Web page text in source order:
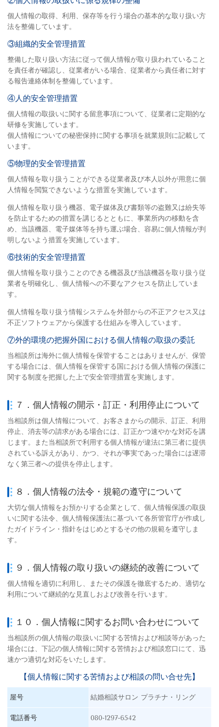
個人情報の取得、利用、保存等を行う場合の基本的な取り扱い方
法を整備しています。
③組織的安全管理措置
整備した取り扱い方法に従って個人情報が取り扱われていること
を責任者が確認し、従業者がいる場合、従業者から責任者に対す
る報告連絡体制を整備しています。
④人的安全管理措置
個人情報の取扱いに関する留意事項について、従業者に定期的な
研修を実施しています。
個人情報についての秘密保持に関する事項を就業規則に記載して
います。
⑤物理的安全管理措置
個人情報を取り扱うことができる従業者及び本人以外が用意に個
人情報を閲覧できないような措置を実施しています。
個人情報を取り扱う機器、電子媒体及び書類等の盗難又は紛失等
を防止するための措置を講じるとともに、事業所内の移動を含
め、当該機器、電子媒体等を持ち運ぶ場合、容易に個人情報が判
明しないよう措置を実施しています。
⑥技術的安全管理措置
個人情報を取り扱うことのできる機器及び当該機器を取り扱う従
業者を明確化し、個人情報への不要なアクセスを防止していま
す。
個人情報を取り扱う情報システムを外部からの不正アクセス又は
不正ソフトウェアから保護する仕組みを導入しています。
⑦外的環境の把握外国における個人情報の取扱の委託
当相談所は海外に個人情報を保管することはありませんが、保管
する場合には、個人情報を保管する国における個人情報の保護に
関する制度を把握した上で安全管理措置を実施します。
７．個人情報の開示・訂正・利用停止について
当相談所は個人情報について、お客さまからの開示、訂正、利用
停止、消去等の請求がある場合には、訂正かつ速やかな対応を講
じます。また当相談所で利用する個人情報が違法に第三者に提供
されている訴えがあり、かつ、それが事実であった場合には遅滞
なく第三者への提供を停止します。
８．個人情報の法令・規範の遵守について
大切な個人情報をお預かりする企業として、個人情報保護の取扱
いに関する法令、個人情報保護法に基づいて各所管官庁が作成し
たガイドライン・指針をはじめとするその他の規範を遵守しま
す。
９．個人情報の取り扱いの継続的改善について
個人情報を適切に利用し、またその保護を徹底するため、適切な
利用について継続的な見直しおよび改善を行います。
１０．個人情報に関するお問い合わせについて
当相談所の個人情報の取扱いに関する苦情および相談等があった
場合には、下記の個人情報に関する苦情および相談窓口にて、迅
速かつ適切な対応をいたします。
【個人情報に関する苦情および相談の問い合せ先】
屋号 結婚相談サロン プラチナ・リング
電話番号 080-1297-6542